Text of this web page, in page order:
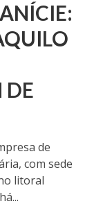
DE
de
com sede
litoral